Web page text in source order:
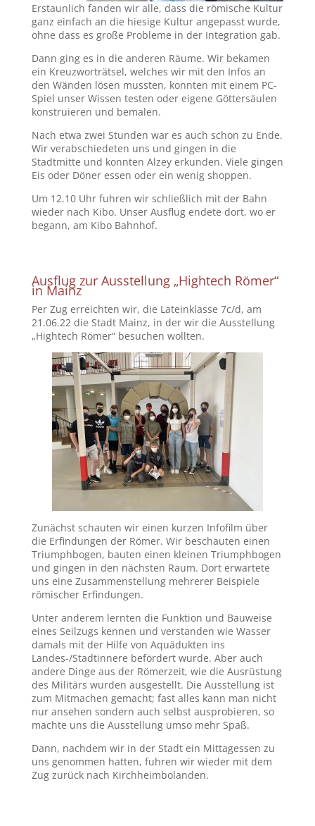
Erstaunlich fanden wir alle, dass die römische Kultur
ganz einfach an die hiesige Kultur angepasst wurde,
ohne dass es große Probleme in der Integration gab.
Dann ging es in die anderen Räume. Wir bekamen
ein Kreuzworträtsel, welches wir mit den Infos an
den Wänden lösen mussten, konnten mit einem PC-
Spiel unser Wissen testen oder eigene Göttersäulen
konstruieren und bemalen.
Nach etwa zwei Stunden war es auch schon zu Ende.
Wir verabschiedeten uns und gingen in die
Stadtmitte und konnten Alzey erkunden. Viele gingen
Eis oder Döner essen oder ein wenig shoppen.
Um 12.10 Uhr fuhren wir schließlich mit der Bahn
wieder nach Kibo. Unser Ausflug endete dort, wo er
begann, am Kibo Bahnhof.
Ausflug zur Ausstellung „Hightech Römer“
in Mainz
Per Zug erreichten wir, die Lateinklasse 7c/d, am
21.06.22 die Stadt Mainz, in der wir die Ausstellung
„Hightech Römer“ besuchen wollten.
Zunächst schauten wir einen kurzen Infofilm über
die Erfindungen der Römer. Wir beschauten einen
Triumphbogen, bauten einen kleinen Triumphbogen
und gingen in den nächsten Raum. Dort erwartete
uns eine Zusammenstellung mehrerer Beispiele
römischer Erfindungen.
Unter anderem lernten die Funktion und Bauweise
eines Seilzugs kennen und verstanden wie Wasser
damals mit der Hilfe von Aquädukten ins
Landes-/Stadtinnere befördert wurde. Aber auch
andere Dinge aus der Römerzeit, wie die Ausrüstung
des Militärs wurden ausgestellt. Die Ausstellung ist
zum Mitmachen gemacht; fast alles kann man nicht
nur ansehen sondern auch selbst ausprobieren, so
machte uns die Ausstellung umso mehr Spaß.
Dann, nachdem wir in der Stadt ein Mittagessen zu
uns genommen hatten, fuhren wir wieder mit dem
Zug zurück nach Kirchheimbolanden.